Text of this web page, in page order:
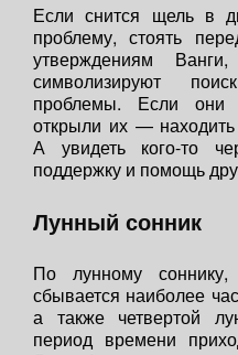
Если снится щель в
проблему, стоять
утверждениям
символизируют
проблемы. Если
открыли их —
А увидеть кого-то
поддержку и помощь
Лунный сонник
По лунному
сбывается наиболее
а также четвертой
период времени